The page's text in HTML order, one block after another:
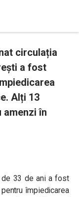
circulația
a fost
Alți 13
în
de 33 de ani a fost
împiedicarea